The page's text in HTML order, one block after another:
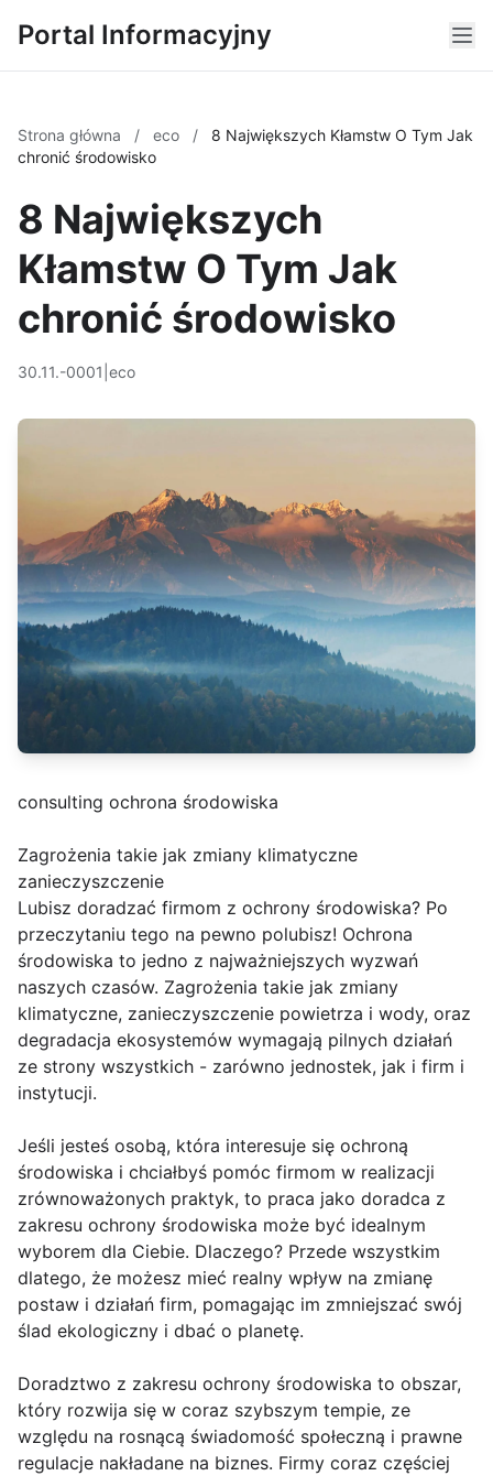
Portal Informacyjny
Strona główna / eco /
8 Największych Kłamstw O Tym Jak
chronić środowisko
8 Największych
Kłamstw O Tym Jak
chronić środowisko
30.11.-0001 eco
consulting ochrona środowiska
Zagrożenia takie jak zmiany klimatyczne
zanieczyszczenie
Lubisz doradzać firmom z ochrony środowiska? Po
przeczytaniu tego na pewno polubisz! Ochrona
środowiska to jedno z najważniejszych wyzwań
naszych czasów. Zagrożenia takie jak zmiany
klimatyczne, zanieczyszczenie powietrza i wody, oraz
degradacja ekosystemów wymagają pilnych działań
ze strony wszystkich - zarówno jednostek, jak i firm i
instytucji.
Jeśli jesteś osobą, która interesuje się ochroną
środowiska i chciałbyś pomóc firmom w realizacji
zrównoważonych praktyk, to praca jako doradca z
zakresu ochrony środowiska może być idealnym
wyborem dla Ciebie. Dlaczego? Przede wszystkim
dlatego, że możesz mieć realny wpływ na zmianę
postaw i działań firm, pomagając im zmniejszać swój
ślad ekologiczny i dbać o planetę.
Doradztwo z zakresu ochrony środowiska to obszar,
który rozwija się w coraz szybszym tempie, ze
względu na rosnącą świadomość społeczną i prawne
regulacje nakładane na biznes. Firmy coraz częściej